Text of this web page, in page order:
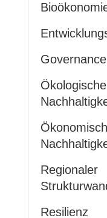
Governance
Ökologische
Regionaler
Resilienz